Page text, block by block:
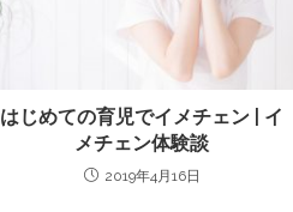
はじめての育児でイメチェン | イ
メチェン体験談
2019年4月16日